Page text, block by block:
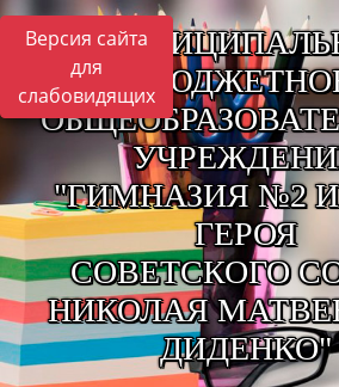
Версия сайта
для
слабовидящих
"ГИМНАЗИЯ №2
ГЕРОЯ
СОВЕТСКОГО
НИКОЛАЯ
ДИДЕНКО"